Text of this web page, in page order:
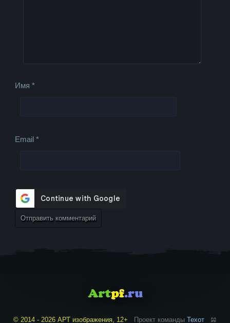
Имя*
Email*
© 2014 - 2026 АРТ изображения, 12+ Проект команды Техот 𝌴